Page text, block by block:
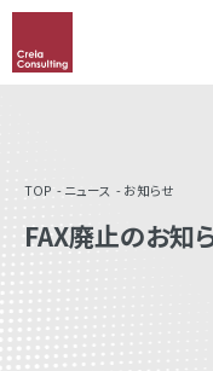
「&」などの記号を含むキーワードで検索
その場合は記号に続いて半角スペースを挿
TOP ニュース お知らせ
FAX廃止のお知